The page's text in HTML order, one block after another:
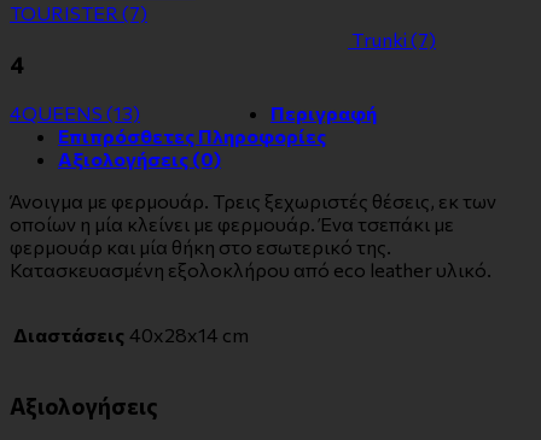
TOURISTER (7)
Τrunki (7)
4
4QUEENS (13)
Περιγραφή
Επιπρόσθετες Πληροφορίες
Αξιολογήσεις (0)
Άνοιγμα με φερμουάρ. Τρεις ξεχωριστές θέσεις, εκ των
οποίων η μία κλείνει με φερμουάρ. Ένα τσεπάκι με
φερμουάρ και μία θήκη στο εσωτερικό της.
Κατασκευασμένη εξολοκλήρου από eco leather υλικό.
Διαστάσεις 40x28x14 cm
Αξιολογήσεις